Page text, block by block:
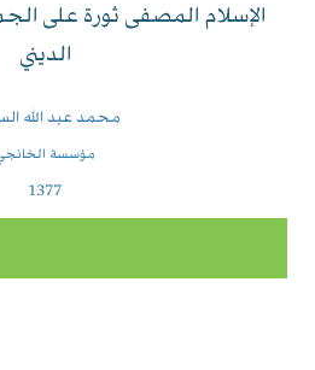
الإسلام المصفى ثورة على
الديني
محمد عبد الله
مؤسسة
1377